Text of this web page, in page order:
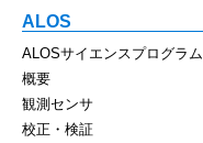
ALOS
ALOSサイエンスプログラム
概要
観測センサ
校正・検証